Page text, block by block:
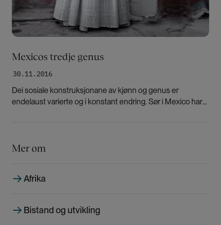
30.11.2016
Mexicos tredje genus
Dei sosiale konstruksjonane av kjønn og genus er
endelaust varierte og i konstant endring. Sør i Mexico har
Mer om
Afrika
Bistand og utvikling